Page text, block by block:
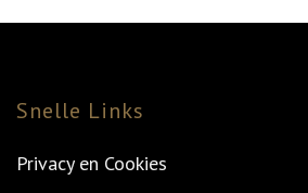
Snelle Links
Privacy en Cookies